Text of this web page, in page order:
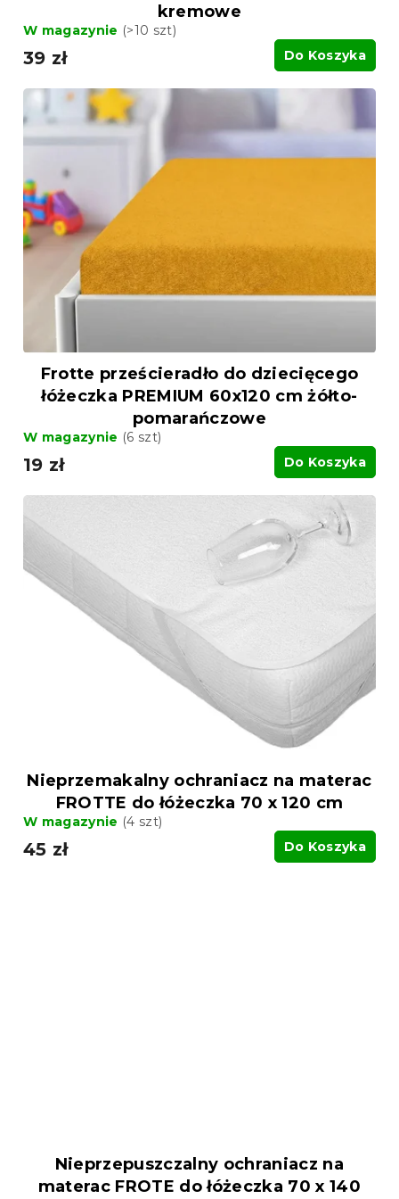
kremowe
W magazynie (>10 szt)
39 zł Do Koszyka
Frotte prześcieradło do dziecięcego
łóżeczka PREMIUM 60x120 cm żółto-
pomarańczowe
W magazynie (6 szt)
19 zł Do Koszyka
Nieprzemakalny ochraniacz na materac
FROTTE do łóżeczka 70 x 120 cm
W magazynie (4 szt)
45 zł Do Koszyka
Nieprzepuszczalny ochraniacz na
materac FROTE do łóżeczka 70 x 140